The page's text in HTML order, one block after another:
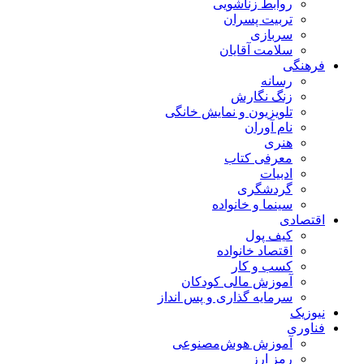
روابط زناشویی
تربیت پسران
سربازی
سلامت آقایان
فرهنگی
رسانه
زنگ نگارش
تلویزیون و نمایش خانگی
نام آوران
هنری
معرفی کتاب
ادبیات
گردشگری
سینما و خانواده
اقتصادی
کیف پول
اقتصاد خانواده
کسب و کار
آموزش مالی کودکان
سرمایه گذاری و پس انداز
نیوزیک
فناوری
آموزش هوش‌مصنوعی
رمز ارز